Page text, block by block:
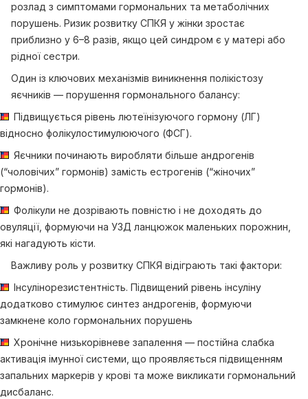
розлад з симптомами гормональних та метаболічних
порушень. Ризик розвитку СПКЯ у жінки зростає
приблизно у 6–8 разів, якщо цей синдром є у матері або
рідної сестри.
Один із ключових механізмів виникнення полікістозу
яєчників — порушення гормонального балансу:
Підвищується рівень лютеїнізуючого гормону (ЛГ)
відносно фолікулостимулюючого (ФСГ).
Яєчники починають виробляти більше андрогенів
(“чоловічих” гормонів) замість естрогенів (“жіночих”
гормонів).
Фолікули не дозрівають повністю і не доходять до
овуляції, формуючи на УЗД ланцюжок маленьких порожнин,
які нагадують кісти.
Важливу роль у розвитку СПКЯ відіграють такі фактори:
Інсулінорезистентність. Підвищений рівень інсуліну
додатково стимулює синтез андрогенів, формуючи
замкнене коло гормональних порушень
Хронічне низькорівневе запалення — постійна слабка
активація імунної системи, що проявляється підвищенням
запальних маркерів у крові та може викликати гормональний
дисбаланс.